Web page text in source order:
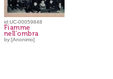
id:UC-00059848
Fiamme
nell'ombra
by:[Anonimo]